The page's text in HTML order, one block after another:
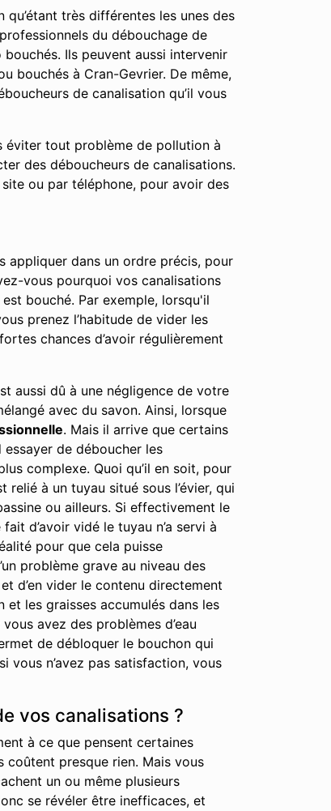
très différentes les unes des
du débouchage de
Ils peuvent aussi intervenir
bouchés à Cran-Gevrier. De même,
de canalisation qu’il vous
éviter tout problème de pollution à
des déboucheurs de canalisations.
ou par téléphone, pour avoir des
appliquer dans un ordre précis, pour
vous pourquoi vos canalisations
bouché. Par exemple, lorsqu'il
prenez l’habitude de vider les
chances d’avoir régulièrement
aussi dû à une négligence de votre
avec du savon. Ainsi, lorsque
. Mais il arrive que certains
essayer de déboucher les
complexe. Quoi qu’il en soit, pour
à un tuyau situé sous l’évier, qui
ou ailleurs. Si effectivement le
d’avoir vidé le tuyau n’a servi à
pour que cela puisse
problème grave au niveau des
d’en vider le contenu directement
les graisses accumulés dans les
avez des problèmes d’eau
de débloquer le bouchon qui
vous n’avez pas satisfaction, vous
vos canalisations ?
à ce que pensent certaines
coûtent presque rien. Mais vous
un ou même plusieurs
se révéler être inefficaces, et